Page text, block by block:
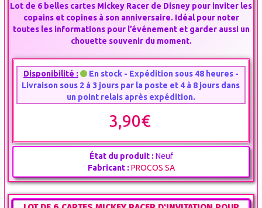
Lot de 6 belles cartes Mickey Racer de Disney pour inviter les
copains et copines à son anniversaire. Idéal pour noter
toutes les informations pour l’événement et garder aussi un
chouette souvenir du moment.
Disponibilité :
En stock - Expédition sous 48 heures -
Livraison sous 2 à 3 jours par la poste et 4 à 8 jours dans
un point relais après expédition.
3,90€
État du produit : Neuf
Fabricant : PROCOS SA